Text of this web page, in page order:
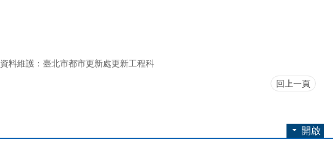
資料維護：臺北市都市更新處更新工程科
回上一頁
開啟